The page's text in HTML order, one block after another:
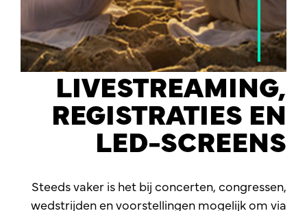
LIVESTREAMING,
REGISTRATIES EN
LED-SCREENS
Steeds vaker is het bij concerten, congressen,
wedstrijden en voorstellingen mogelijk om via